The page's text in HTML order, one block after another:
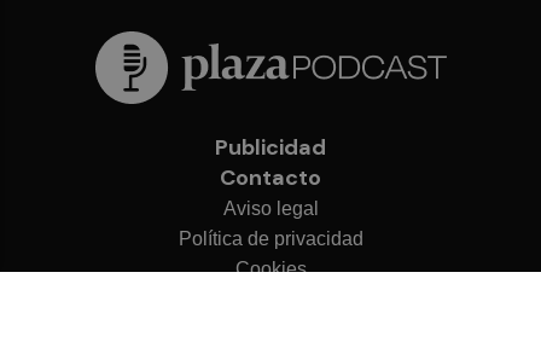
Publicidad
Contacto
Aviso legal
Política de privacidad
Cookies